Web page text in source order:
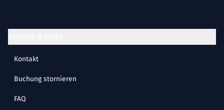
Kontakt
Buchung stornieren
FAQ